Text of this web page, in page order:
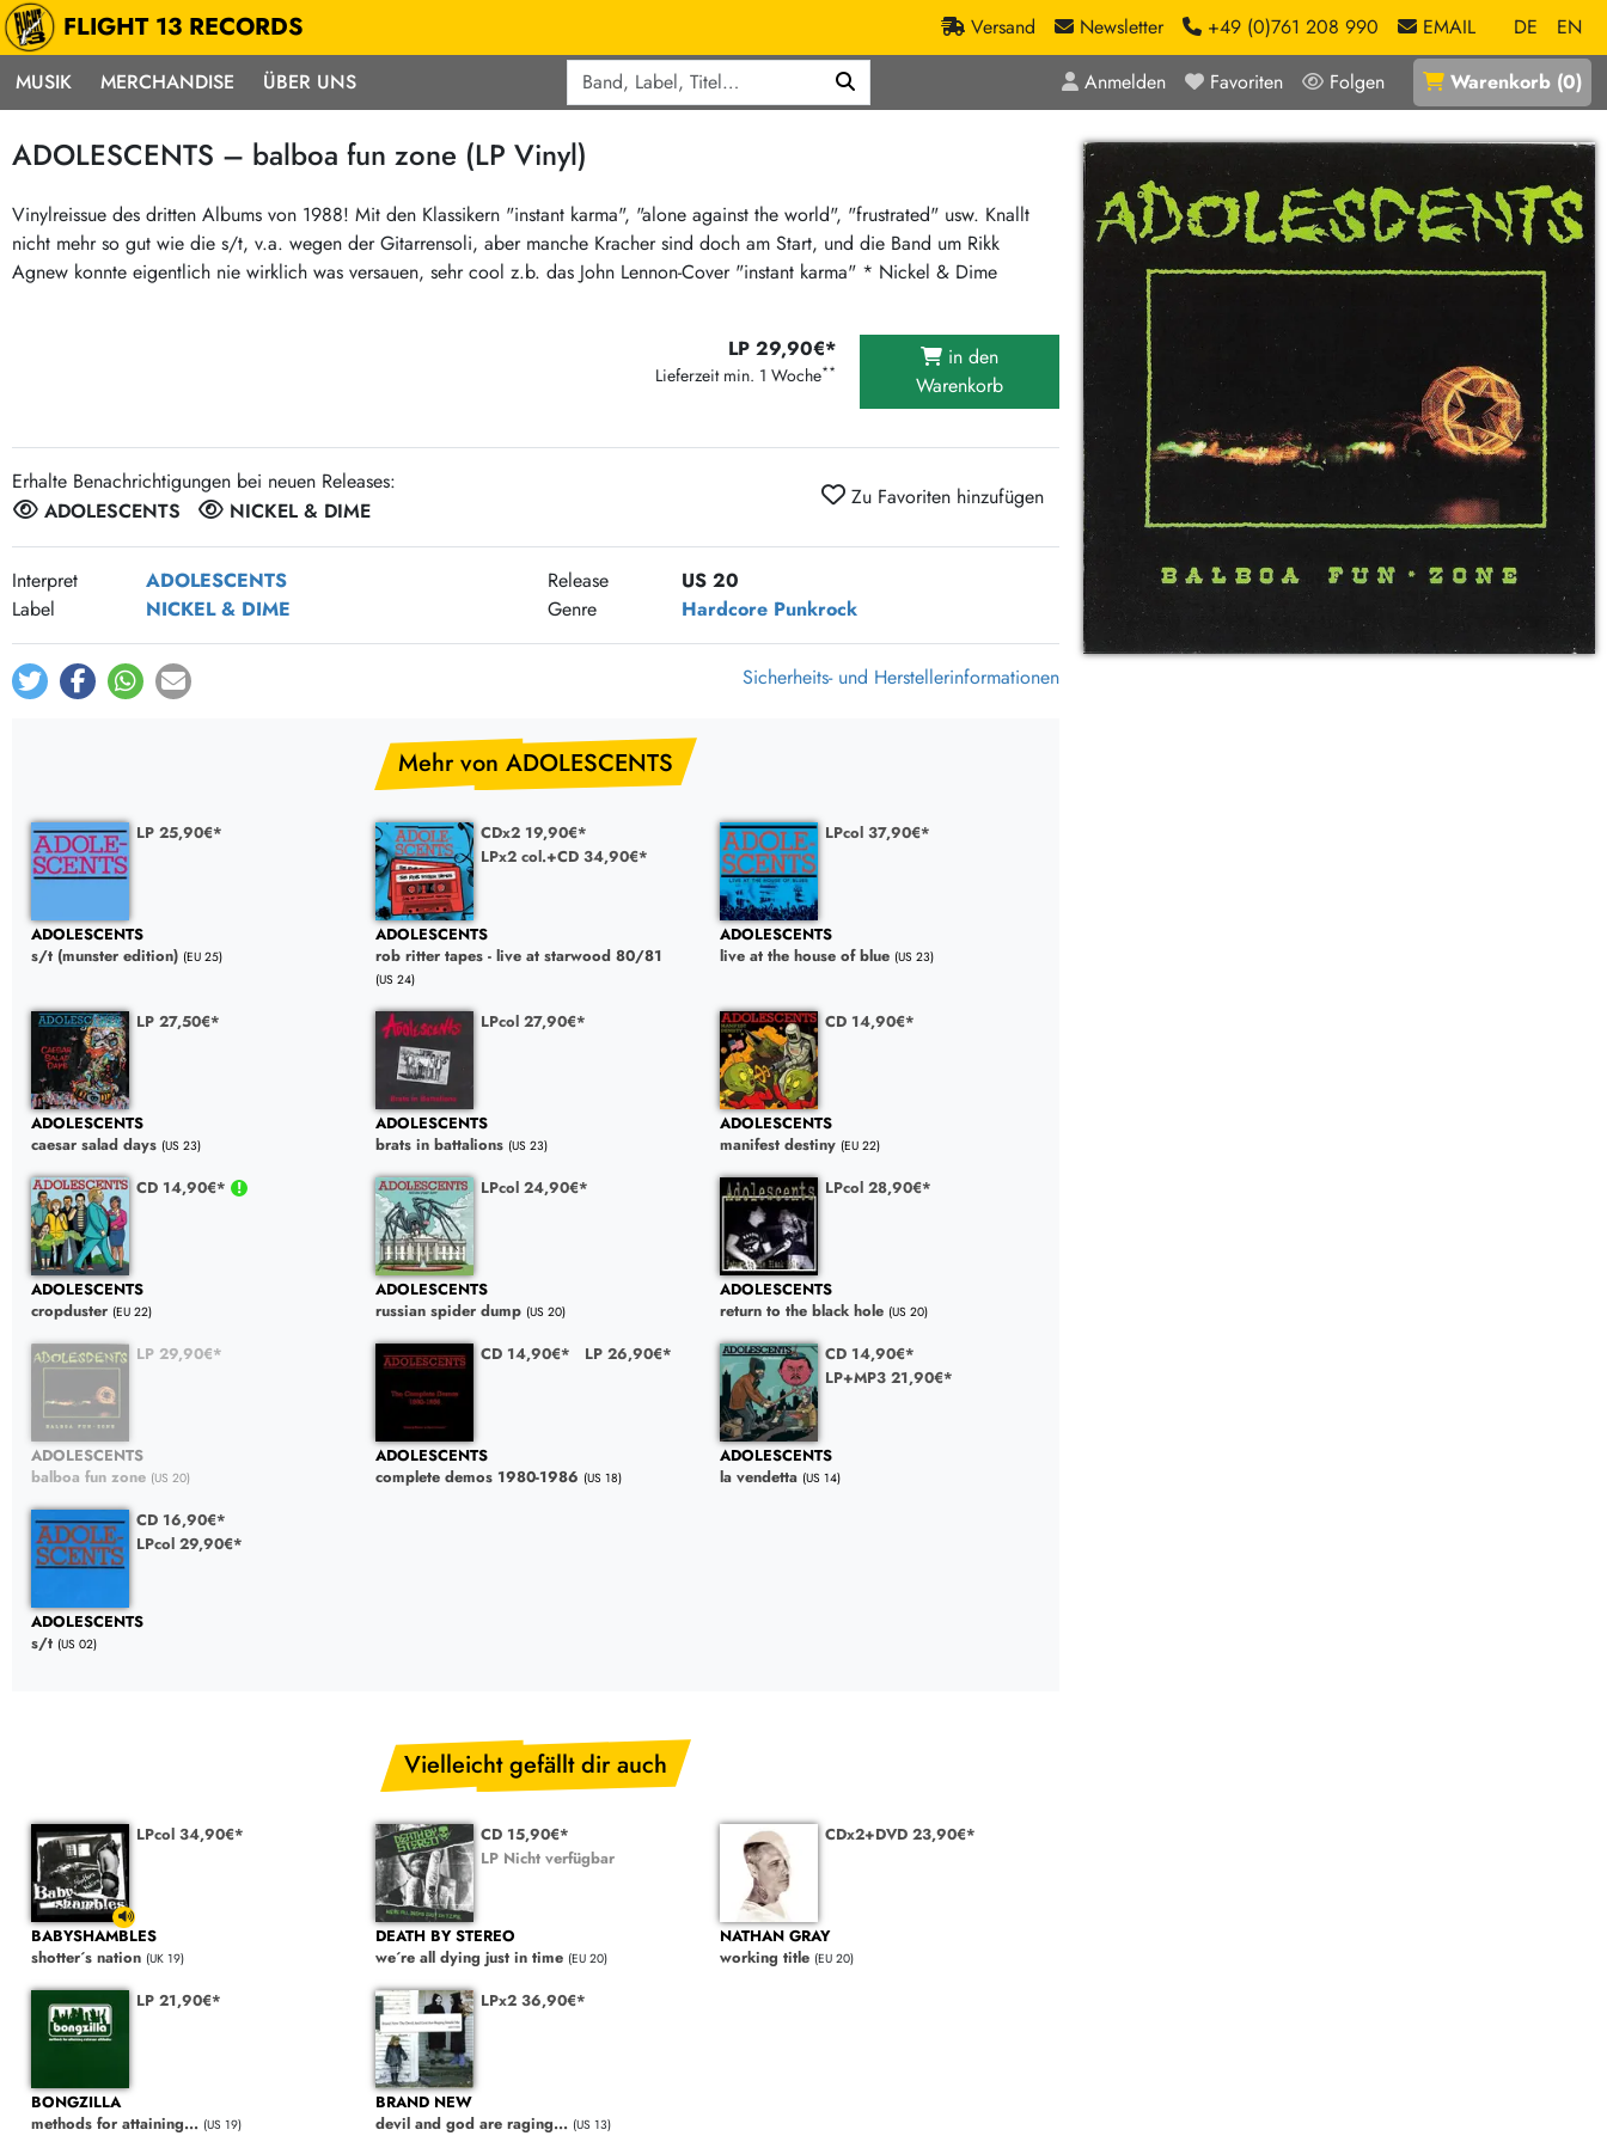
FLIGHT 13 RECORDS Versand Newsletter +49 (0)761 208 990 EMAIL DE
EN
MUSIK
Musik
Alle Neuheiten
Pre-Order
Highlights
Exklusiv & Limitiert
deutschsprachig
Soundtracks
LP Hüllen, Zubehör
Bücher, Fanzines etc.
Punk / HC
Hardcore
Emo
Postpunk / New Wave
Punkrock
Indierock / Psychedelic
Vintage-Rock / Metal
Post-Rock / Folk
Rock / Pop
Electronic
Neoklassik
Abstract / Ambient
Electronic Goods
Reggae/Ska
Crazysane Günstiger
Fuzzorama günstiger
Tapete Records günstiger
Warner Rockerwochen
375 Aktion Vinyl Q3 2026
Clouds Hill & Broken Silence-Sommer-Aktion
FLIGHT 13 REC. SALE
MERCHANDISE ÜBER UNS Anmelden Favoriten Folgen Warenkorb (0)
ADOLESCENTS – balboa fun zone (LP Vinyl)
Vinylreissue des dritten Albums von 1988! Mit den Klassikern "instant karma", "alone against the world", "frustrated" usw. Knallt
nicht mehr so gut wie die s/t, v.a. wegen der Gitarrensoli, aber manche Kracher sind doch am Start, und die Band um Rikk
Agnew konnte eigentlich nie wirklich was versauen, sehr cool z.b. das John Lennon-Cover "instant karma" * Nickel & Dime
LP 29,90€*
Lieferzeit min. 1 Woche**
in den
Warenkorb
Erhalte Benachrichtigungen bei neuen Releases:
ADOLESCENTS
NICKEL & DIME
Zu Favoriten hinzufügen
Interpret ADOLESCENTS Release
US 20
Label
NICKEL & DIME Genre Hardcore Punkrock
Sicherheits- und Herstellerinformationen
Mehr von ADOLESCENTS
LP 25,90€*
ADOLESCENTS
s/t (munster edition) (EU 25)
CDx2 19,90€*
LPx2 col.+CD 34,90€*
ADOLESCENTS
rob ritter tapes - live at starwood 80/81
(US 24)
LPcol 37,90€*
ADOLESCENTS
live at the house of blue (US 23)
LP 27,50€*
ADOLESCENTS
caesar salad days (US 23)
LPcol 27,90€*
ADOLESCENTS
brats in battalions (US 23)
CD 14,90€*
ADOLESCENTS
manifest destiny (EU 22)
CD 14,90€*
ADOLESCENTS
cropduster (EU 22)
LPcol 24,90€*
ADOLESCENTS
russian spider dump (US 20)
LPcol 28,90€*
ADOLESCENTS
return to the black hole (US 20)
LP 29,90€*
ADOLESCENTS
balboa fun zone (US 20)
CD 14,90€* LP 26,90€*
ADOLESCENTS
complete demos 1980-1986 (US 18)
CD 14,90€*
LP+MP3 21,90€*
ADOLESCENTS
la vendetta (US 14)
CD 16,90€*
LPcol 29,90€*
ADOLESCENTS
s/t (US 02)
Vielleicht gefällt dir auch
LPcol 34,90€*
BABYSHAMBLES
shotter´s nation (UK 19)
CD 15,90€*
LP Nicht verfügbar
DEATH BY STEREO
we´re all dying just in time (EU 20)
CDx2+DVD 23,90€*
NATHAN GRAY
working title (EU 20)
LP 21,90€*
BONGZILLA
methods for attaining... (US 19)
LPx2 36,90€*
BRAND NEW
devil and god are raging... (US 13)